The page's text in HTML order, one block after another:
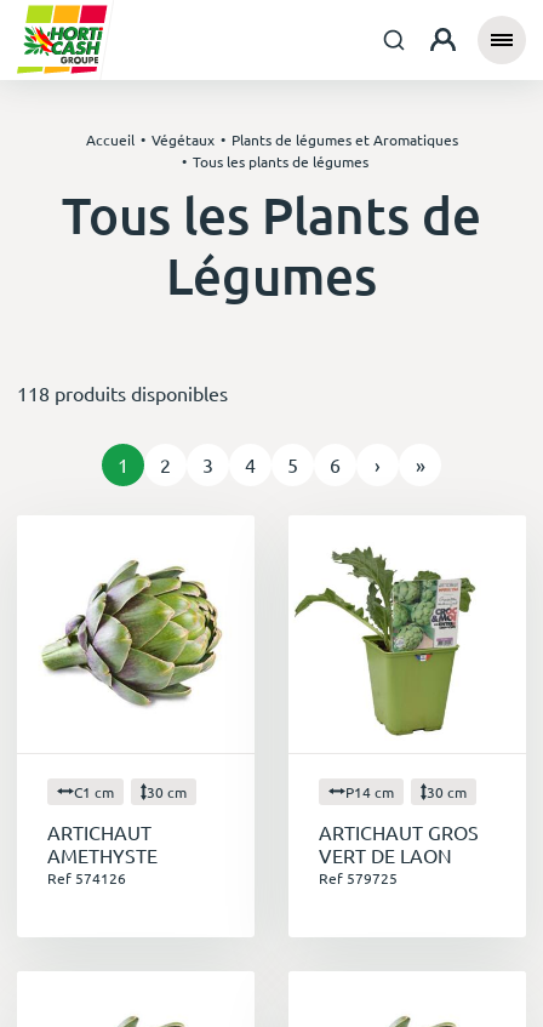
Accueil Végétaux
Plants de légumes et Aromatiques
Tous les plants de légumes
Tous les Plants de
Légumes
118 produits disponibles
1 2 3 4 5 6 › »
C1 cm 30 cm
ARTICHAUT
AMETHYSTE
Ref 574126
P14 cm 30 cm
ARTICHAUT GROS
VERT DE LAON
Ref 579725